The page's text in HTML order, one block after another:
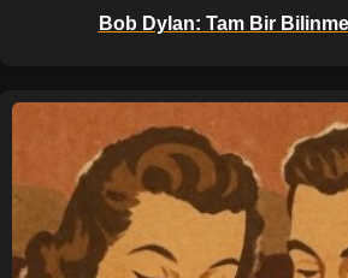
Bob Dylan: Tam Bir